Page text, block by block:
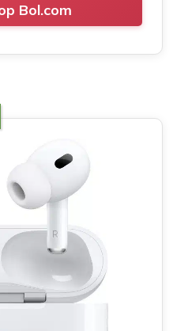
Bol.com